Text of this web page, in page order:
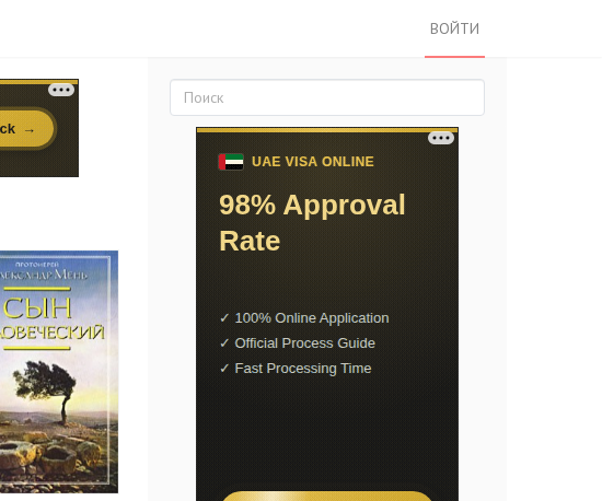
ВОЙТИ